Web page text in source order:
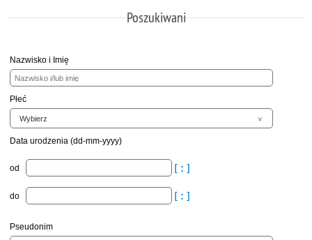
Poszukiwani
Nazwisko i Imię
Płeć
Data urodzenia (dd-mm-yyyy)
od
do
Pseudonim